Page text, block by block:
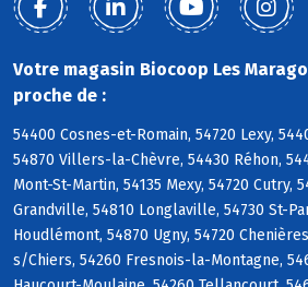
Votre magasin Biocoop Les
proche de :
54400 Cosnes-et-Romain, 54720 Lexy,
54870 Villers-la-Chèvre, 54430 Réhon,
Mont-St-Martin, 54135 Mexy, 54720 Cutry,
Grandville, 54810 Longlaville, 54730 St-
Houdlémont, 54870 Ugny, 54720
s/Chiers, 54260 Fresnois-la-Montagne,